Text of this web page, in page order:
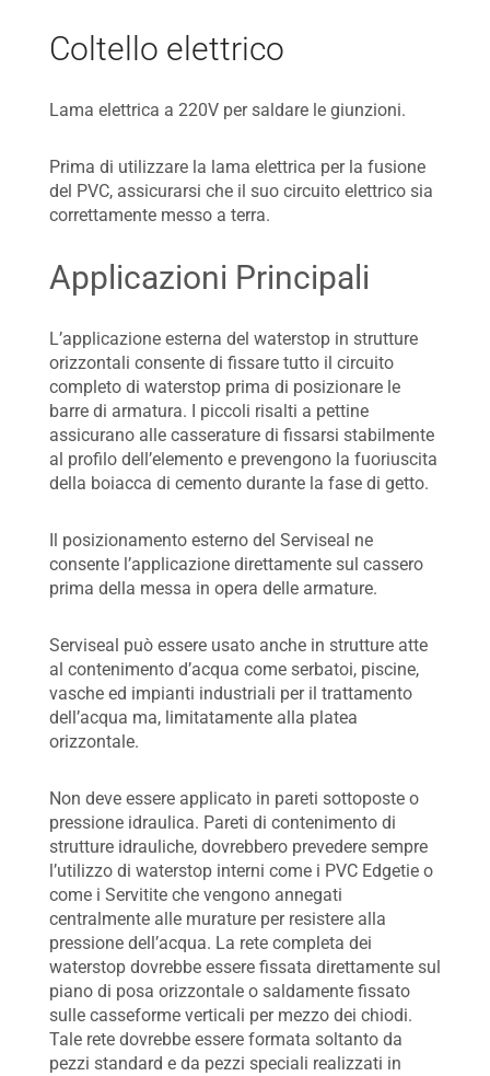
Coltello elettrico
Lama elettrica a 220V per saldare le giunzioni.
Prima di utilizzare la lama elettrica per la fusione
del PVC, assicurarsi che il suo circuito elettrico sia
correttamente messo a terra.
Applicazioni Principali
L’applicazione esterna del waterstop in strutture
orizzontali consente di fissare tutto il circuito
completo di waterstop prima di posizionare le
barre di armatura. I piccoli risalti a pettine
assicurano alle casserature di fissarsi stabilmente
al profilo dell’elemento e prevengono la fuoriuscita
della boiacca di cemento durante la fase di getto.
Il posizionamento esterno del Serviseal ne
consente l’applicazione direttamente sul cassero
prima della messa in opera delle armature.
Serviseal può essere usato anche in strutture atte
al contenimento d’acqua come serbatoi, piscine,
vasche ed impianti industriali per il trattamento
dell’acqua ma, limitatamente alla platea
orizzontale.
Non deve essere applicato in pareti sottoposte o
pressione idraulica. Pareti di contenimento di
strutture idrauliche, dovrebbero prevedere sempre
l’utilizzo di waterstop interni come i PVC Edgetie o
come i Servitite che vengono annegati
centralmente alle murature per resistere alla
pressione dell’acqua. La rete completa dei
waterstop dovrebbe essere fissata direttamente sul
piano di posa orizzontale o saldamente fissato
sulle casseforme verticali per mezzo dei chiodi.
Tale rete dovrebbe essere formata soltanto da
pezzi standard e da pezzi speciali realizzati in